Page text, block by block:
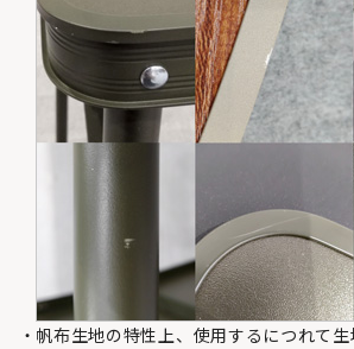
帆布生地の特性上、使用するにつれて生